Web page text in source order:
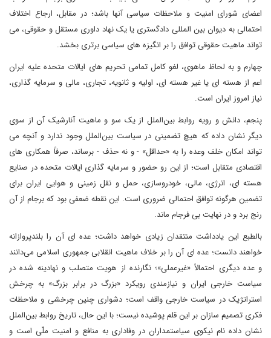
اعضای شورای امنیت و ملاحظات سیاسی آنها باشد؛ در مقابل، ارجاع اختلاف
احتمالی به دیوان بین المللی دادگستری یا یک نهاد داوری مستقل و حقوقی، می
تواند ماهیت حقوقی توافق را بر انگیزه های سیاسی برتری بخشد.
چهارم و به لحاظ ماهوی، لغو کامل تمامی تحریم های ایالات متحده علیه ایران
اعم از هسته ای یا غیر هسته ای، اولیه و ثانویه، تجاری، مالی و سرمایه گذاری،
نیاز امروز ایران است.
پنجم، دانش و رویه روابط بین‌الملل از یک سو و ماهیت آنارشیک آن از سوی
دیگر نشان داده که هیچ تضمینی در سیاست بین‌الملل وجود ندارد و آنچه می
تواند امکان خلف وعده را به «حداقل» - و نه حذف - برساند، صرفاً همکاری های
اقتصادی متقابل است؛ از این رو حضور و سرمایه گذاری ایالات متحده در صنایع
هسته ای، انرژی، مالی، خودروسازی، حمل و نقل زمینی و هوایی ایران برای
تضمین هرگونه توافق احتمالی ضروری است. این نقطه ضعفی بود که برجام از آن
رنج برد و در نهایت بی فرجام ماند.
بالطبع این یادداشت منتقدان زیادی خواهد داشت؛ عده ای آن را بلندپروازانه
خواهند دانست؛ عده ای آن را بر خلاف ماهیت انقلابی جمهوری اسلامی می‌دانند
و عده دیگری احتمالاً «غیرعملی»؛ نگارنده از هویت متصلب و نهادینه شده در
سیاست خارجی ایران و نیازمندی رویکرد «بزرگ در برابر بزرگ» به چرخش
استراتژیک در سیاست خارجی واقف است؛ دشواری چنین چرخشی و ملاحظات
فکری تصمیم سازان بر این قلم پوشیده نیست؛ با این حال، تاریخ روابط بین‌الملل
نشان داده نام نیکوی سیاستمداران در وفاداری به منافع و امنیت ملّی است و